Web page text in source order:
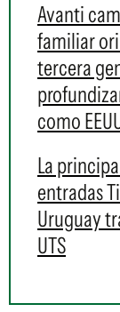
Avanti
familiar
tercera
como
La
entradas
Uruguay
UTS